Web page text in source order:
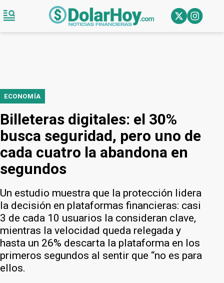
ECONOMÍA
Billeteras digitales: el 30%
busca seguridad, pero uno de
cada cuatro la abandona en
segundos
Un estudio muestra que la protección lidera
la decisión en plataformas financieras: casi
3 de cada 10 usuarios la consideran clave,
mientras la velocidad queda relegada y
hasta un 26% descarta la plataforma en los
primeros segundos al sentir que “no es para
ellos.